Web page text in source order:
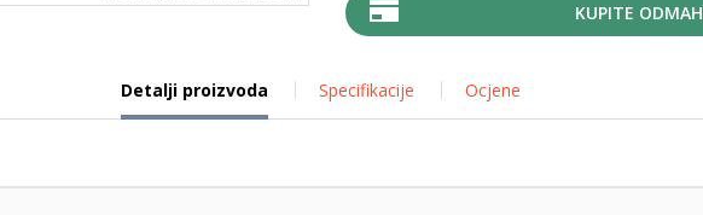
KUPITE ODMAH
Detalji proizvoda Specifikacije Ocjene